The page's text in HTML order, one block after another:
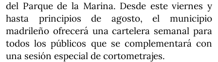
del Parque de la Marina. Desde este viernes y
hasta principios de agosto, el municipio
madrileño ofrecerá una cartelera semanal para
todos los públicos que se complementará con
una sesión especial de cortometrajes.